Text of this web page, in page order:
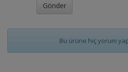
Bu ürüne hiç yorum